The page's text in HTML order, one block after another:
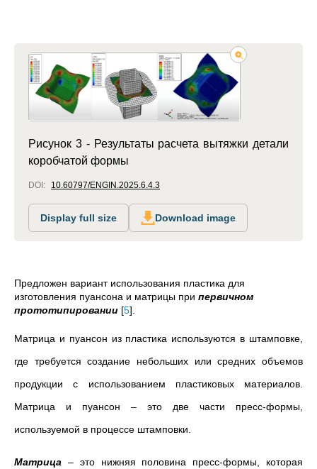
Рисунок 3 - Результаты расчета вытяжки детали
коробчатой формы
DOI: 10.60797/ENGIN.2025.6.4.3
Display full size Download image
Предложен вариант использования пластика для
изготовления пуансона и матрицы при первичном
прототипировании [5]
Матрица и пуансон из пластика используются в штамповке,
где требуется создание небольших или средних объемов
продукции с использованием пластиковых материалов.
Матрица и пуансон – это две части пресс-формы,
используемой в процессе штамповки.
Матрица – это нижняя половина пресс-формы, которая